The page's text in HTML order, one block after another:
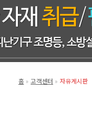
홈 고객센터 자유게시판